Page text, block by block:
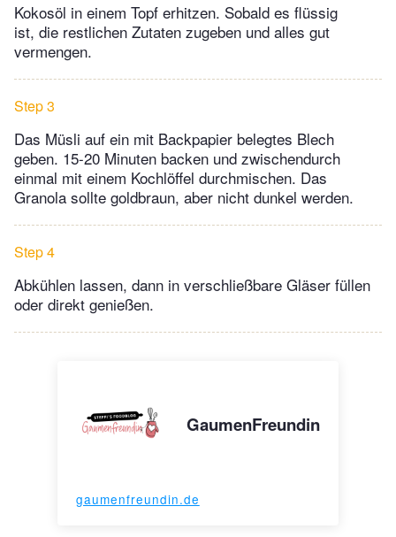
Kokosöl in einem Topf erhitzen. Sobald es flüssig
ist, die restlichen Zutaten zugeben und alles gut
vermengen.
Step 3
Das Müsli auf ein mit Backpapier belegtes Blech
geben. 15-20 Minuten backen und zwischendurch
einmal mit einem Kochlöffel durchmischen. Das
Granola sollte goldbraun, aber nicht dunkel werden.
Step 4
Abkühlen lassen, dann in verschließbare Gläser füllen
oder direkt genießen.
GaumenFreundin
gaumenfreundin.de